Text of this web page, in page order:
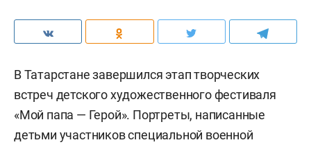
В Татарстане завершился этап творческих
встреч детского художественного фестиваля
«Мой папа — Герой». Портреты, написанные
детьми участников специальной военной